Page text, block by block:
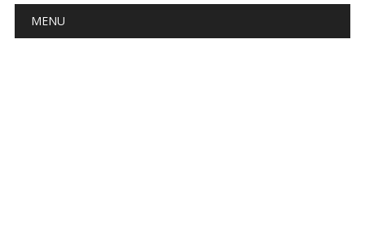
Main menu
MENU